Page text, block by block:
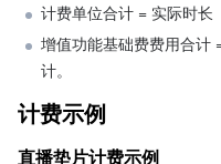
计费单位合计 = 实际时长
增值功能基础费费用合计
计。
计费示例
直播垫片计费示例